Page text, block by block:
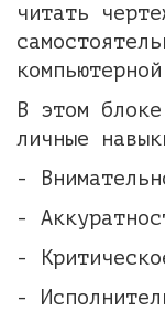
читать
В этом
личные
-
-
-
-